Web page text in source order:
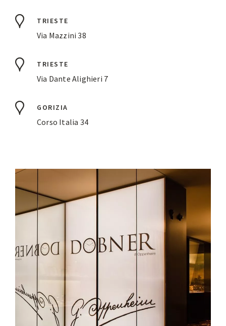
TRIESTE
Via Mazzini 38
TRIESTE
Via Dante Alighieri 7
GORIZIA
Corso Italia 34